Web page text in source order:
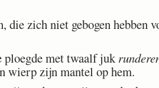
zich niet gebogen hebben
ploegde met twaalf juk
wierp zijn mantel op hem.